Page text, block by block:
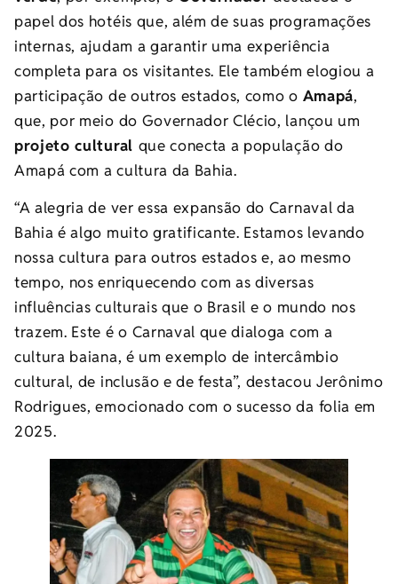
papel dos hotéis que, além de suas programações
internas, ajudam a garantir uma experiência
completa para os visitantes. Ele também elogiou a
participação de outros estados, como o Amapá,
que, por meio do Governador Clécio, lançou um
projeto cultural que conecta a população do
Amapá com a cultura da Bahia.
“A alegria de ver essa expansão do Carnaval da
Bahia é algo muito gratificante. Estamos levando
nossa cultura para outros estados e, ao mesmo
tempo, nos enriquecendo com as diversas
influências culturais que o Brasil e o mundo nos
trazem. Este é o Carnaval que dialoga com a
cultura baiana, é um exemplo de intercâmbio
cultural, de inclusão e de festa”, destacou Jerônimo
Rodrigues, emocionado com o sucesso da folia em
2025.